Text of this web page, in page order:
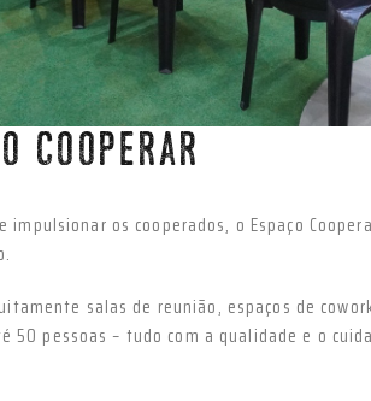
COOPERAR
impulsionar os cooperados, o Espaço
salas de reunião, espaços de
50 pessoas – tudo com a qualidade e o